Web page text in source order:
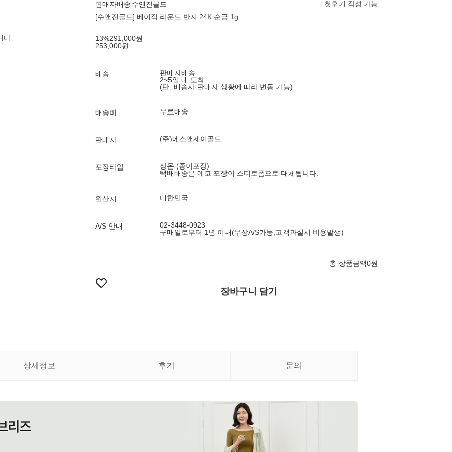
다.
판매자배송 수앤진골드
첫후기 작성 가능
[수앤진골드] 베이직 라운드 반지 24K 순금 1g
13%291,000원
253,000원
배송
판매자배송
2~5일 내 도착
(단, 배송사·판매자 상황에 따라 변동 가능)
배송비 무료배송
판매자 (주)에스앤제이골드
포장타입
상온 (종이포장)
택배배송은 에코 포장이 스티로폼으로 대체됩니다.
원산지 대한민국
A/S 안내
02-3448-0923
구매일로부터 1년 이내(무상A/S가능,고객과실시 비용발생)
총 상품금액0원
장바구니 담기
상세정보 후기 문의